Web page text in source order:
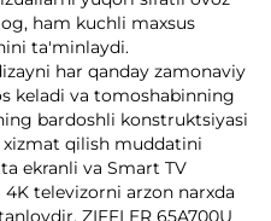
ham kuchli maxsus
ta'minlaydi.
har qanday zamonaviy
keladi va tomoshabinning
bardoshli konstruktsiyasi
qilish muddatini
ekranli va Smart TV
televizorni arzon narxda
ZIFFLER 65A700U